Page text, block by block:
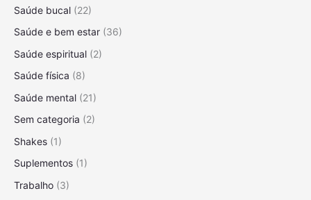
Saúde bucal (22)
Saúde e bem estar (36)
Saúde espiritual (2)
Saúde física (8)
Saúde mental (21)
Sem categoria (2)
Shakes (1)
Suplementos (1)
Trabalho (3)